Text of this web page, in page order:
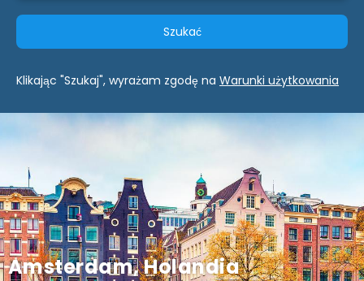
Amsterdam, Holandia
Szukać
Klikając "Szukaj", wyrażam zgodę na Warunki użytkowania